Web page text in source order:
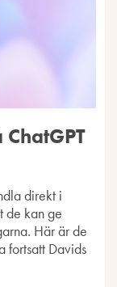
direkt i
de kan ge
Här är de
fortsatt Davids